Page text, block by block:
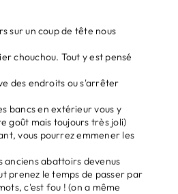
sur un coup de tête nous
chouchou. Tout y est pensé
des endroits ou s'arrêter
bancs en extérieur vous y
goût mais toujours très joli)
vous pourrez emmener les
anciens abattoirs devenus
prenez le temps de passer par
c'est fou ! (on a même